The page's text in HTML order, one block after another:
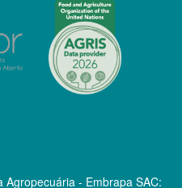
Agropecuária - Embrapa SAC: